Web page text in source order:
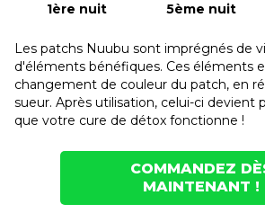
1ère nuit 5ème nuit
Les patchs Nuubu sont imprégnés de
d'éléments bénéfiques. Ces éléments
changement de couleur du patch, en
sueur. Après utilisation, celui-ci devient
que votre cure de détox fonctionne !
COMMANDEZ
MAINTENANT !